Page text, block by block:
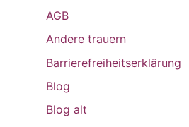
AGB
Andere trauern
Barrierefreiheitserklärung
Blog
Blog alt